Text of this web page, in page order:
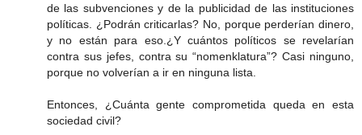
de las subvenciones y de la publicidad de las instituciones
políticas. ¿Podrán criticarlas? No, porque perderían dinero,
y no están para eso.¿Y cuántos políticos se revelarían
contra sus jefes, contra su “nomenklatura”? Casi ninguno,
porque no volverían a ir en ninguna lista.
Entonces, ¿Cuánta gente comprometida queda en esta
sociedad civil?